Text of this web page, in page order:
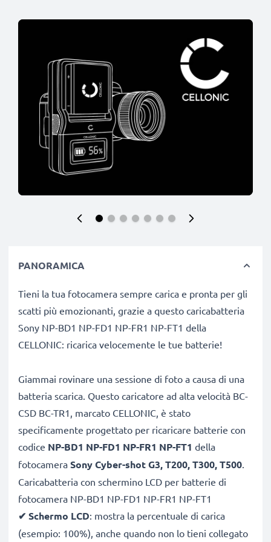
PANORAMICA
Tieni la tua fotocamera sempre carica e pronta per gli
scatti più emozionanti, grazie a questo caricabatteria
Sony NP-BD1 NP-FD1 NP-FR1 NP-FT1 della
CELLONIC: ricarica velocemente le tue batterie!
Giammai rovinare una sessione di foto a causa di una
batteria scarica. Questo caricatore ad alta velocità BC-
CSD BC-TR1, marcato CELLONIC, è stato
specificamente progettato per ricaricare batterie con
codice NP-BD1 NP-FD1 NP-FR1 NP-FT1 della
fotocamera Sony Cyber-shot G3, T200, T300, T500.
Caricabatteria con schermino LCD per batterie di
fotocamera NP-BD1 NP-FD1 NP-FR1 NP-FT1
✔ Schermo LCD: mostra la percentuale di carica
(esempio: 100%), anche quando non lo tieni collegato